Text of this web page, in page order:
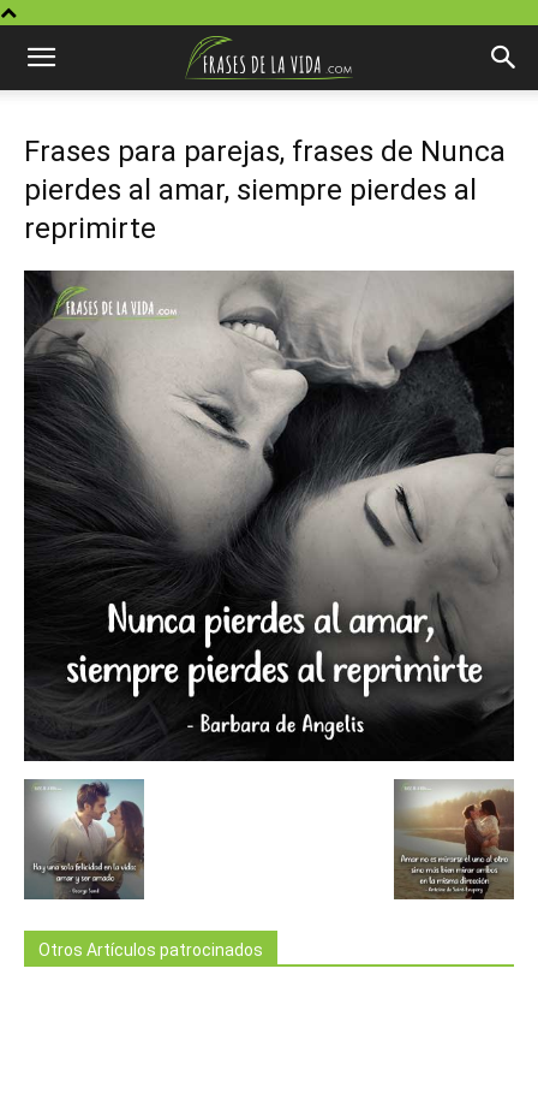
Frases para parejas, frases de Nunca
pierdes al amar, siempre pierdes al
reprimirte
Otros Artículos patrocinados